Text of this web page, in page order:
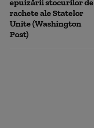
epuizării stocurilor de
rachete ale Statelor
Unite (Washington
Post)